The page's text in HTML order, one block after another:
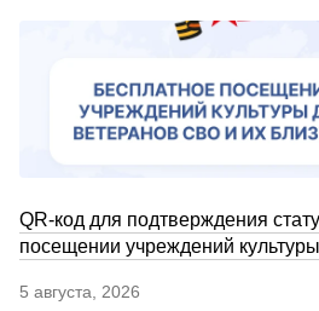
QR-код для подтверждения
посещении учреждений культуры
5 августа, 2026